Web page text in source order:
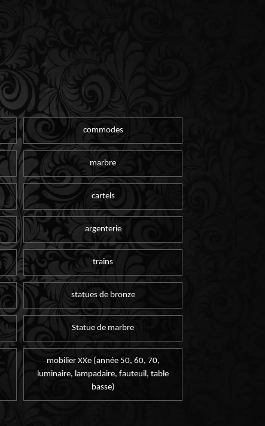
commodes
marbre
cartels
argenterie
trains
statues de bronze
Statue de marbre
mobilier XXe (année 50, 60, 70,
luminaire, lampadaire, fauteuil, table
basse)